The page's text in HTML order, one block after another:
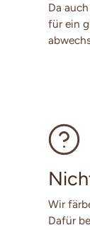
Da
für ein
Wir
Dafür